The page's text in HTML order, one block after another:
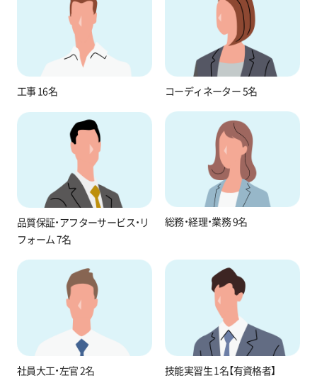
工事 16名 コーディネーター 5名
品質保証・アフターサービス・リ
フォーム 7名
総務・経理・業務 9名
社員大工・左官 2名 技能実習生 1名【有資格者】